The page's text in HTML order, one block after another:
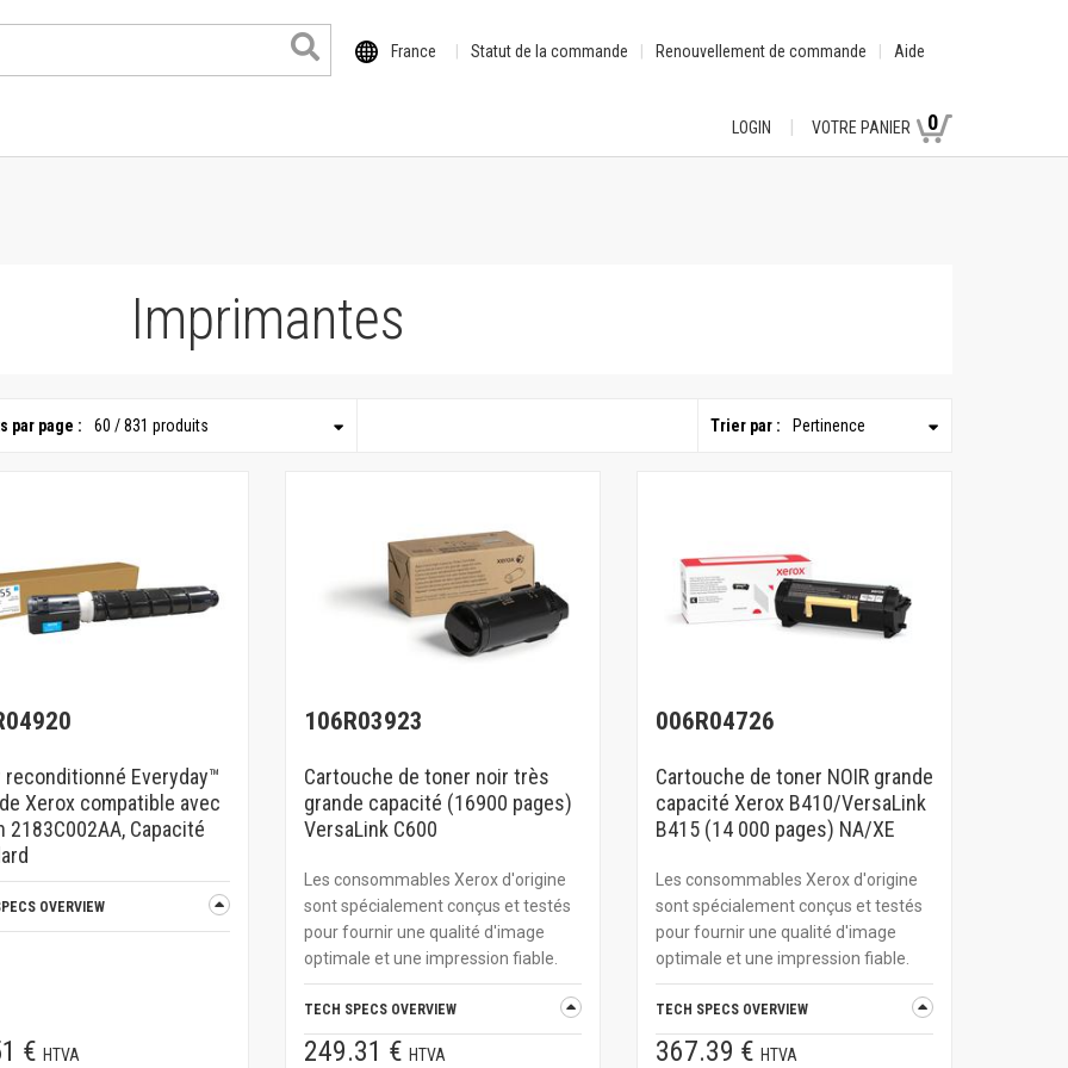
France Statut de la commande Renouvellement de commande Aide
LOGIN VOTRE PANIER 0
Imprimantes
Trier par : Pertinence
par page : 60 / 831 produits
reconditionné Everyday™
Xerox compatible avec
2183C002AA, Capacité
OVERVIEW
€HTVA
106R03923
Cartouche de toner noir très
grande capacité (16900 pages)
VersaLink C600
Les consommables Xerox d'origine
sont spécialement conçus et testés
pour fournir une qualité d'image
optimale et une impression fiable.
TECH SPECS OVERVIEW
249.31 €HTVA
006R04726
Cartouche de toner NOIR grande
capacité Xerox B410/VersaLink
B415 (14 000 pages) NA/XE
Les consommables Xerox d'origine
sont spécialement conçus et testés
pour fournir une qualité d'image
optimale et une impression fiable.
TECH SPECS OVERVIEW
367.39 €HTVA